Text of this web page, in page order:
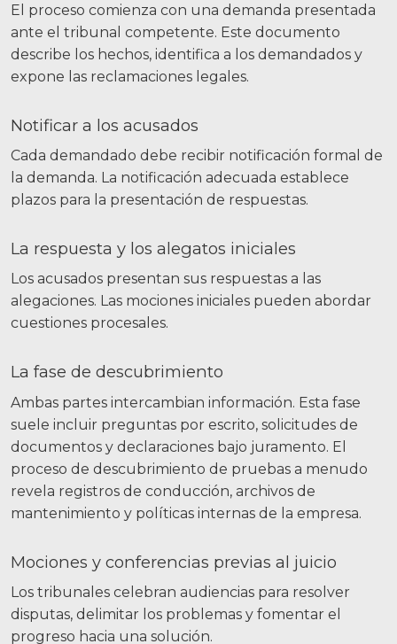
El proceso comienza con una demanda presentada
ante el tribunal competente. Este documento
describe los hechos, identifica a los demandados y
expone las reclamaciones legales.
Notificar a los acusados
Cada demandado debe recibir notificación formal de
la demanda. La notificación adecuada establece
plazos para la presentación de respuestas.
La respuesta y los alegatos iniciales
Los acusados presentan sus respuestas a las
alegaciones. Las mociones iniciales pueden abordar
cuestiones procesales.
La fase de descubrimiento
Ambas partes intercambian información. Esta fase
suele incluir preguntas por escrito, solicitudes de
documentos y declaraciones bajo juramento. El
proceso de descubrimiento de pruebas a menudo
revela registros de conducción, archivos de
mantenimiento y políticas internas de la empresa.
Mociones y conferencias previas al juicio
Los tribunales celebran audiencias para resolver
disputas, delimitar los problemas y fomentar el
progreso hacia una solución.